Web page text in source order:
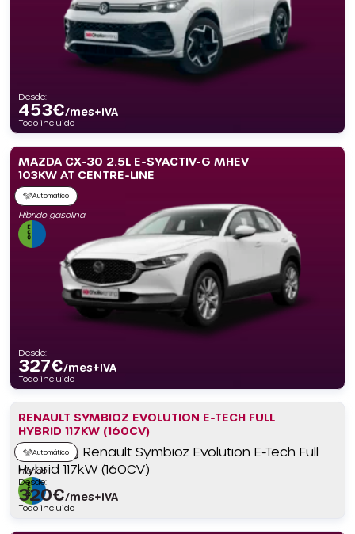
Desde:
453€/mes+IVA
Todo incluido
MAZDA CX-30 2.5L E-SYACTIV-G MHEV
103KW AT CENTRE-LINE
Automático
Híbrido gasolina
Desde:
327€/mes+IVA
Todo incluido
RENAULT SYMBIOZ EVOLUTION E-TECH FULL
HYBRID 117KW (160CV)
Automático
Híbrido
Desde:
320€/mes+IVA
Todo incluido